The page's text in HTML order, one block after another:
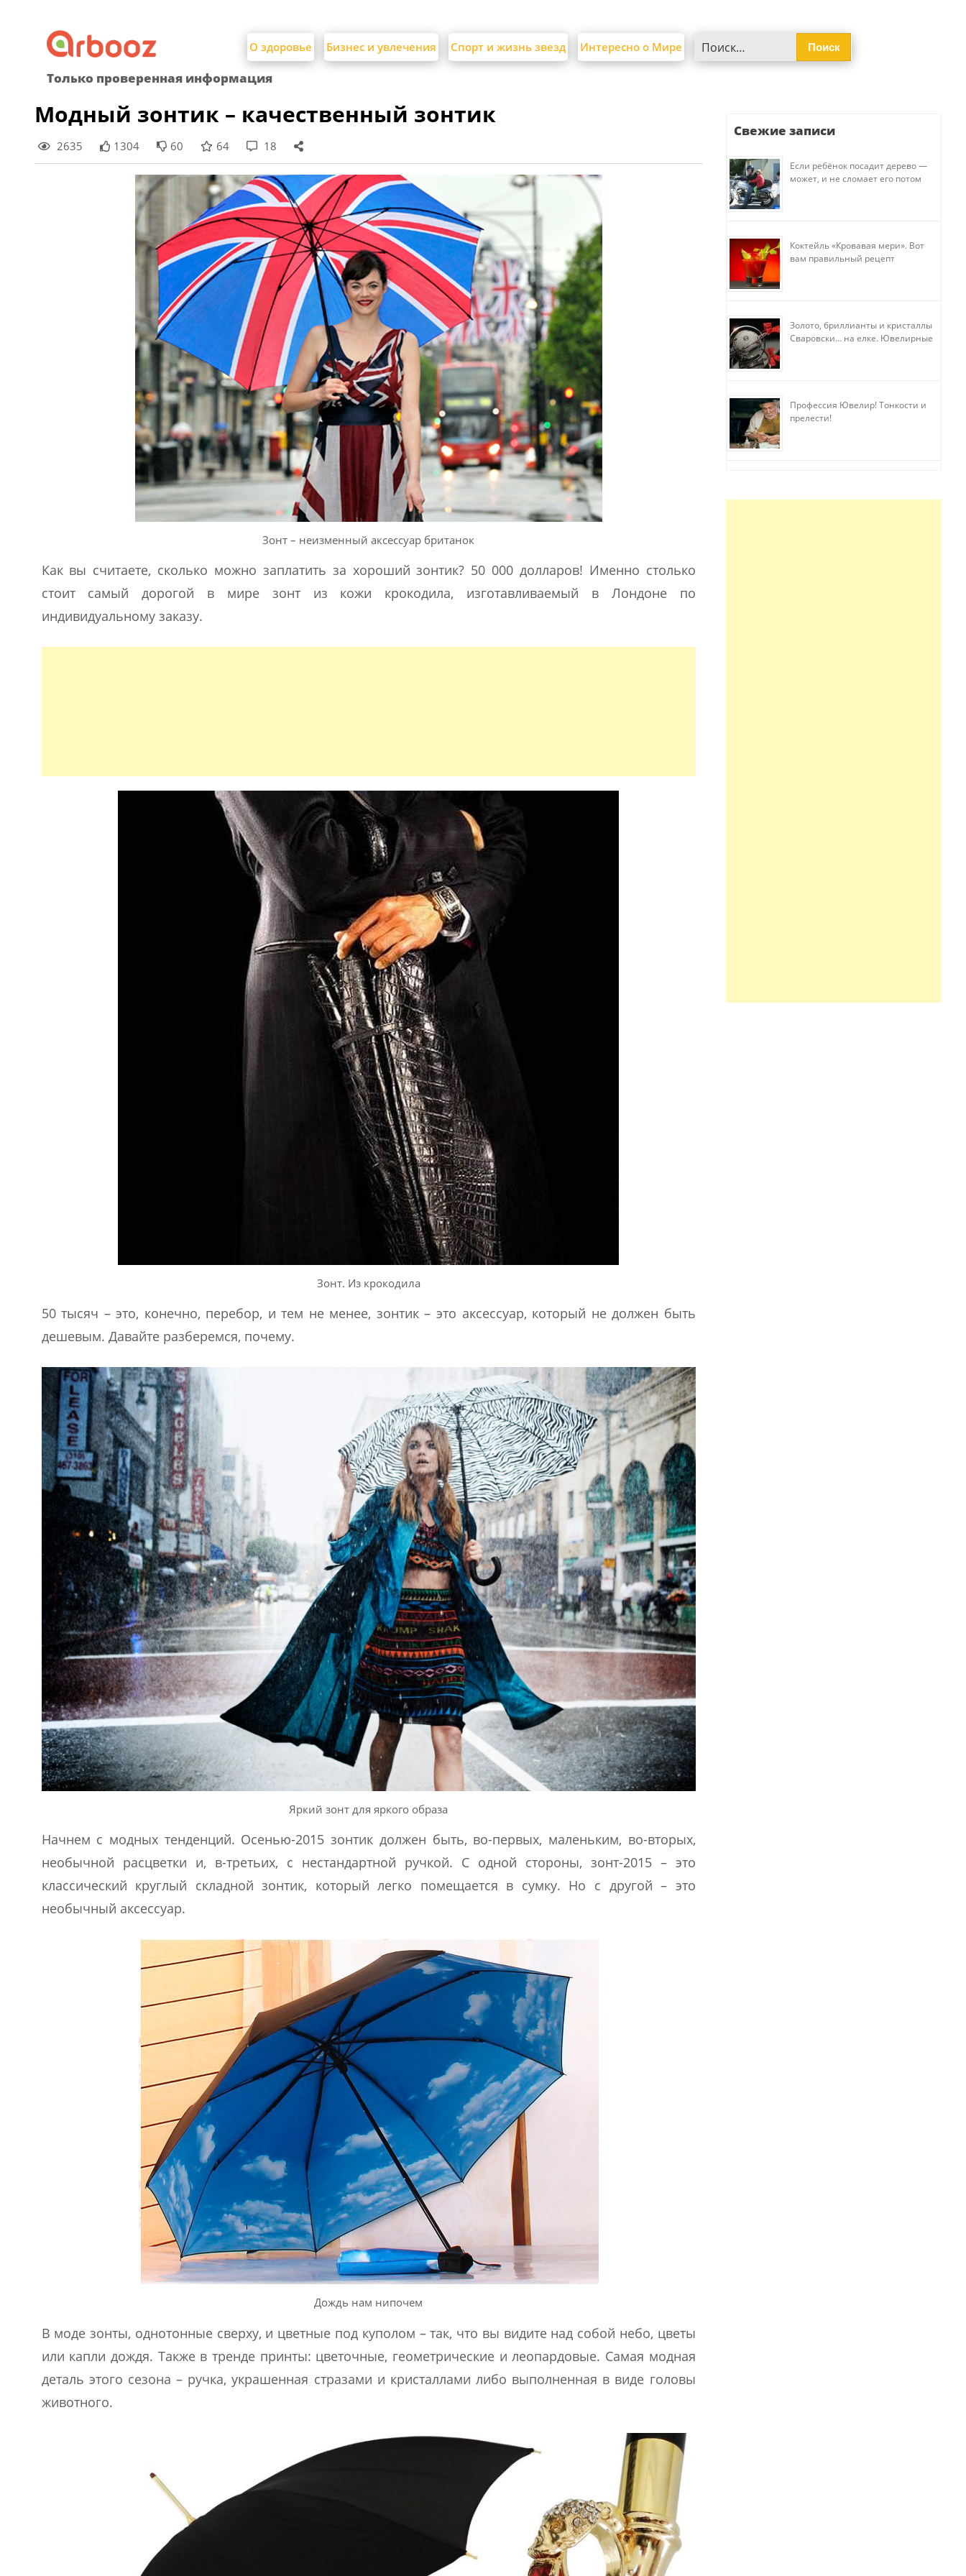
content
О здоровье Бизнес и увлечения Спорт и жизнь звезд Интересно о Мире
Только проверенная информация
Модный зонтик – качественный зонтик
2635 1304 60 64 18
Зонт – неизменный аксессуар британок
Как вы считаете, сколько можно заплатить за хороший зонтик? 50 000 долларов! Именно столько
стоит самый дорогой в мире зонт из кожи крокодила, изготавливаемый в Лондоне по
индивидуальному заказу.
Зонт. Из крокодила
50 тысяч – это, конечно, перебор, и тем не менее, зонтик – это аксессуар, который не должен быть
дешевым. Давайте разберемся, почему.
Яркий зонт для яркого образа
Начнем с модных тенденций. Осенью-2015 зонтик должен быть, во-первых, маленьким, во-вторых,
необычной расцветки и, в-третьих, с нестандартной ручкой. С одной стороны, зонт-2015 – это
классический круглый складной зонтик, который легко помещается в сумку. Но с другой – это
необычный аксессуар.
Дождь нам нипочем
В моде зонты, однотонные сверху, и цветные под куполом – так, что вы видите над собой небо, цветы
или капли дождя. Также в тренде принты: цветочные, геометрические и леопардовые. Самая модная
деталь этого сезона – ручка, украшенная стразами и кристаллами либо выполненная в виде головы
животного.
Свежие записи
Если ребёнок посадит дерево —
может, и не сломает его потом
Коктейль «Кровавая мери». Вот
вам правильный рецепт
Золото, бриллианты и кристаллы
Сваровски… на елке. Ювелирные
Профессия Ювелир! Тонкости и
прелести!